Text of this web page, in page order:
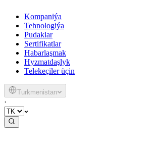
Kompaniýa
Tehnologiýa
Pudaklar
Sertifikatlar
Habarlaşmak
Hyzmatdaşlyk
Telekeçiler üçin
Turkmenistan
·